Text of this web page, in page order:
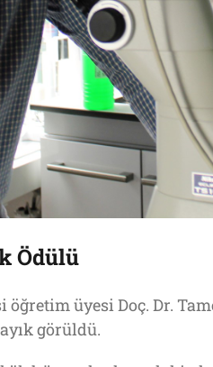
Ödülü
üyesi Doç. Dr.
görüldü.